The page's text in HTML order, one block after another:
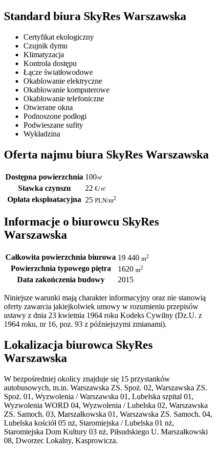
Standard biura SkyRes Warszawska
Certyfikat ekologiczny
Czujnik dymu
Klimatyzacja
Kontrola dostępu
Łącze światłowodowe
Okablowanie elektryczne
Okablowanie komputerowe
Okablowanie telefoniczne
Otwierane okna
Podnoszone podłogi
Podwieszane sufity
Wykładzina
Oferta najmu biura SkyRes Warszawska
Dostępna powierzchnia 100㎡
Stawka czynszu 22 €/㎡
Opłata eksploatacyjna 25 PLN/m2
Informacje o biurowcu SkyRes
Warszawska
Całkowita powierzchnia biurowa 19 440 m2
Powierzchnia typowego piętra 1620 m2
Data zakończenia budowy 2015
Niniejsze warunki mają charakter informacyjny oraz nie stanowią
oferty zawarcia jakiejkolwiek umowy w rozumieniu przepisów
ustawy z dnia 23 kwietnia 1964 roku Kodeks Cywilny (Dz.U. z
1964 roku, nr 16, poz. 93 z późniejszymi zmianami).
Lokalizacja biurowca SkyRes
Warszawska
W bezpośredniej okolicy znajduje się 15 przystanków
autobusowych, m.in. Warszawska ZS. Spoż. 02, Warszawska ZS.
Spoż. 01, Wyzwolenia / Warszawska 01, Lubelska szpital 01,
Wyzwolenia WORD 04, Wyzwolenia / Lubelska 02, Warszawska
ZS. Samoch. 03, Marszałkowska 01, Warszawska ZS. Samoch. 04,
Lubelska kościół 05 nż, Staromiejska / Lubelska 01 nż,
Staromiejska Dom Kultury 03 nż, Piłsudskiego U. Marszałkowski
08, Dworzec Lokalny, Kasprowicza.